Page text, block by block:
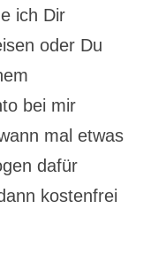
ich Dir
oder Du
bei mir
mal etwas
dafür
kostenfrei